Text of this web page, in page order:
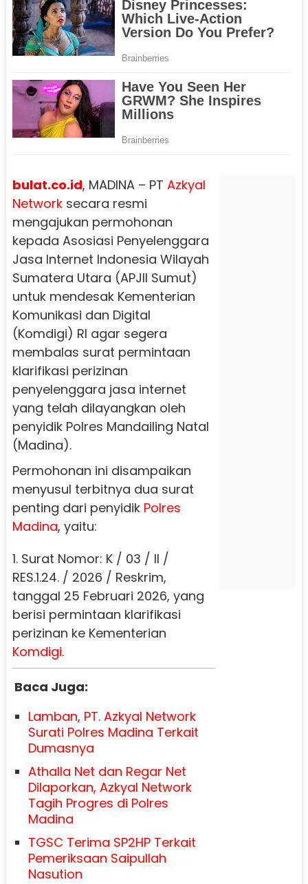
bulat.co.id, MADINA – PT Azkyal
Networksecara resmi
mengajukan permohonan
kepada Asosiasi Penyelenggara
Jasa Internet Indonesia Wilayah
Sumatera Utara (APJII Sumut)
untuk mendesak Kementerian
Komunikasi dan Digital
(Komdigi) RI agar segera
membalas surat permintaan
klarifikasi perizinan
penyelenggara jasa internet
yang telah dilayangkan oleh
penyidik Polres Mandailing Natal
(Madina).
Permohonan ini disampaikan
menyusul terbitnya dua surat
penting dari penyidik Polres
Madina, yaitu:
1. Surat Nomor: K / 03 / II /
RES.1.24. / 2026 / Reskrim,
tanggal 25 Februari 2026, yang
berisi permintaan klarifikasi
perizinan ke Kementerian
Komdigi.
Baca Juga:
Lamban, PT. Azkyal Network
Surati Polres Madina Terkait
Dumasnya
Athalla Net dan Regar Net
Dilaporkan, Azkyal Network
Tagih Progres di Polres
Madina
TGSC Terima SP2HP Terkait
Pemeriksaan Saipullah
Nasution